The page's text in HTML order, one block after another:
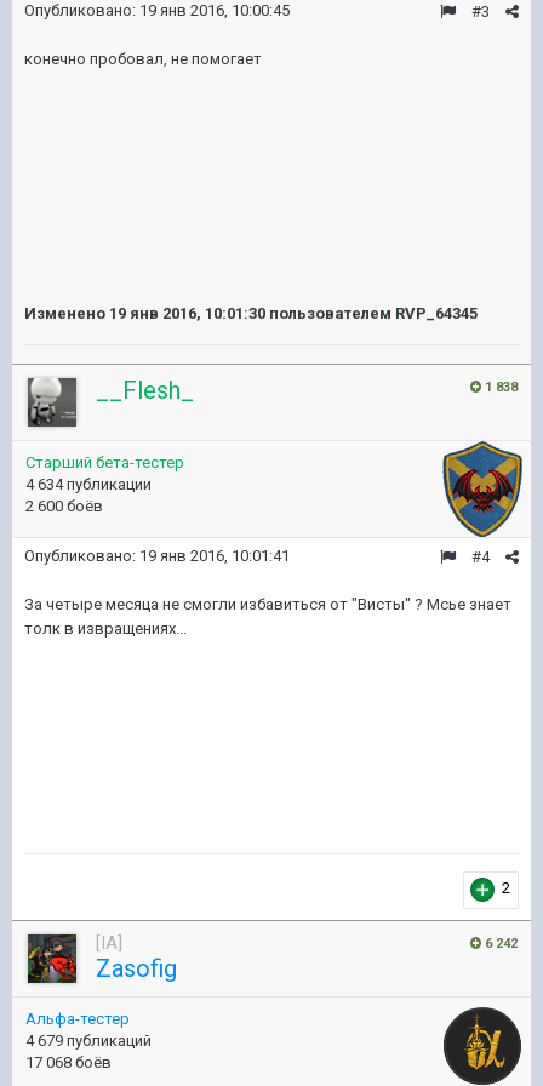
#3
Опубликовано: 19 янв 2016, 10:00:45
конечно пробовал, не помогает
Изменено 19 янв 2016, 10:01:30 пользователем RVP_64345
1 838
__Flesh_
Старший бета-тестер
4 634 публикации
2 600 боёв
#4
Опубликовано: 19 янв 2016, 10:01:41
За четыре месяца не смогли избавиться от "Висты" ? Мсье знает
толк в извращениях...
2
6 242
[IA]
Zasofig
Альфа-тестер
4 679 публикаций
17 068 боёв